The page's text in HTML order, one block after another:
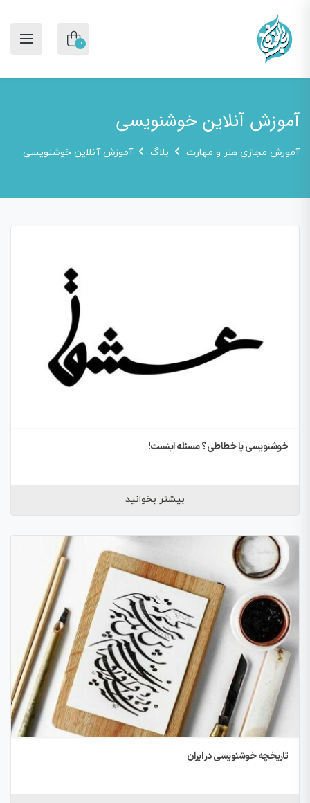
0
آموزش آنلاین خوشنویسی
آموزش مجازی هنر و مهارت بلاگ آموزش آنلاین خوشنویسی
خوشنویسی یا خطاطی؟ مسئله اینست!
بیشتر بخوانید
تاریخچه خوشنویسی در ایران